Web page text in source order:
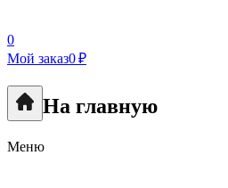
0
Мой заказ0 ₽
На главную
Меню